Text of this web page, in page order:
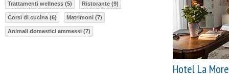
Hotel La
Trattamenti wellness (5) Ristorante (9)
Corsi di cucina (6) Matrimoni (7)
Animali domestici ammessi (7)